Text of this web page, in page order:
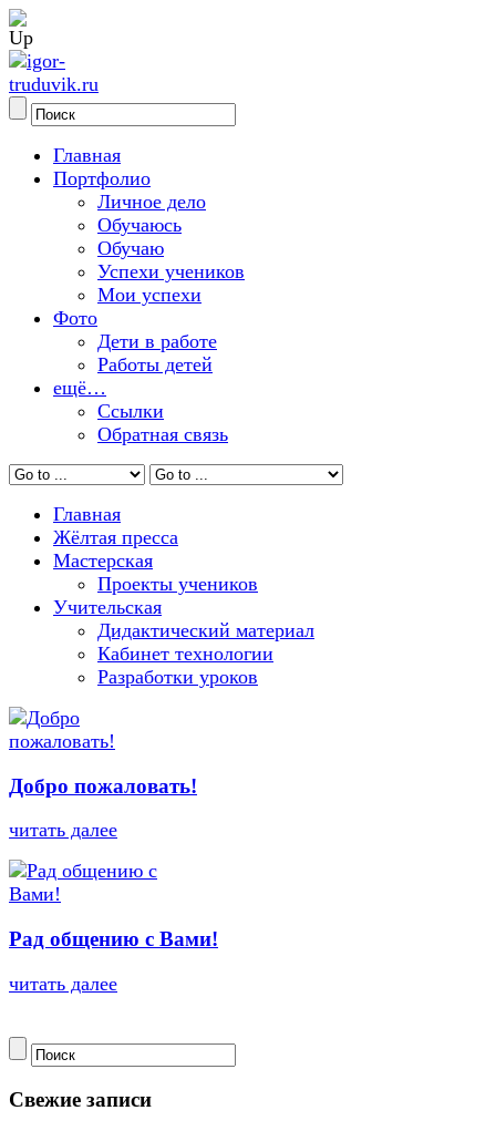
Главная
Портфолио
Личное дело
Обучаюсь
Обучаю
Успехи учеников
Мои успехи
Фото
Дети в работе
Работы детей
ещё…
Ссылки
Обратная связь
Главная
Жёлтая пресса
Мастерская
Проекты учеников
Учительская
Дидактический материал
Кабинет технологии
Разработки уроков
Добро пожаловать!
читать далее
Рад общению с Вами!
читать далее
Свежие записи